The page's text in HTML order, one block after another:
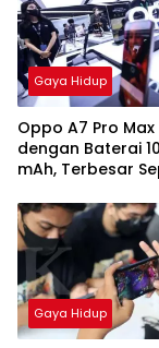
Gaya Hidup
Oppo A7 Pro Max
dengan Baterai
mAh, Terbesar
Gaya Hidup